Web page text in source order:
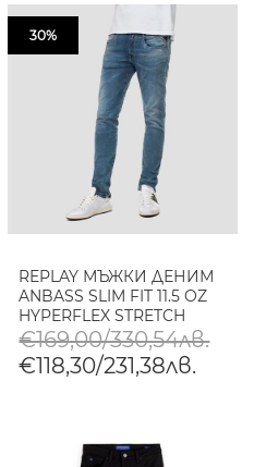
30%
REPLAY МЪЖКИ ДЕНИМ
ANBASS SLIM FIT 11.5 OZ
HYPERFLEX STRETCH
DENIM В СИН
€169,00/330,54лв.
€118,30/231,38лв.